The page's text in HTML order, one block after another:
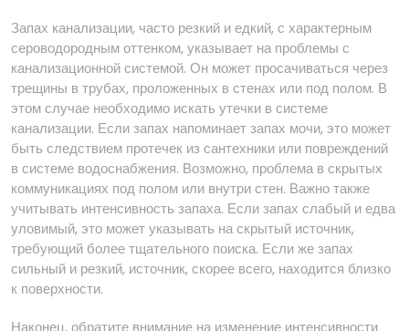
Запах канализации, часто резкий и едкий, с характерным
сероводородным оттенком, указывает на проблемы с
канализационной системой. Он может просачиваться через
трещины в трубах, проложенных в стенах или под полом. В
этом случае необходимо искать утечки в системе
канализации. Если запах напоминает запах мочи, это может
быть следствием протечек из сантехники или повреждений
в системе водоснабжения. Возможно, проблема в скрытых
коммуникациях под полом или внутри стен. Важно также
учитывать интенсивность запаха. Если запах слабый и едва
уловимый, это может указывать на скрытый источник,
требующий более тщательного поиска. Если же запах
сильный и резкий, источник, скорее всего, находится близко
к поверхности.
Наконец, обратите внимание на изменение интенсивности